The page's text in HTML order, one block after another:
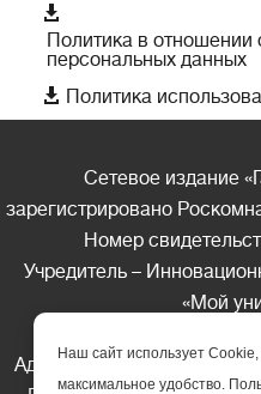

Политика в отношении
персональных данных
 Политика
Сетевое издание
зарегистрировано
Номер
Учредитель –
«Мой
Адрес редакции: 185035
Наш сайт использует
максимальное удобство.